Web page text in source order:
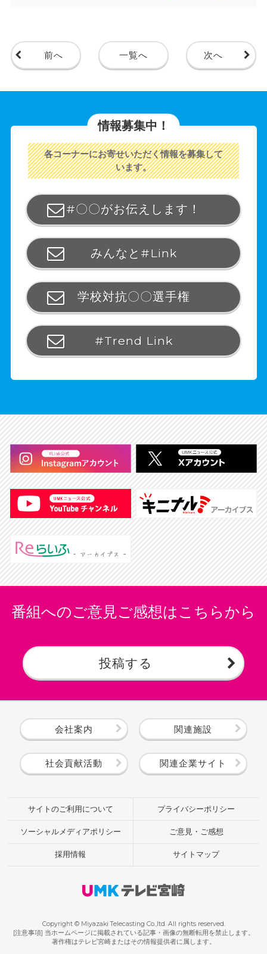
前へ 一覧へ 次へ
情報募集中！
各コーナーにお寄せいただく情報を募集して
います。
#〇〇がお伝えします！
みんなと#Link
学校対抗〇〇選手権
#Trend Link
番組へのご意見ご感想はこちらから
投稿する
会社案内 関連施設
社会貢献活動 関連企業サイト
サイトのご利用について プライバシーポリシー
ソーシャルメディアポリシー ご意見・ご感想
採用情報 サイトマップ
Copyright © Miyazaki Telecasting Co.,ltd. All rights reserved.
[注意事項] 当ホームページに掲載されている記事・画像の無断転用を禁止します。
著作権はテレビ宮崎またはその情報提供者に属します。